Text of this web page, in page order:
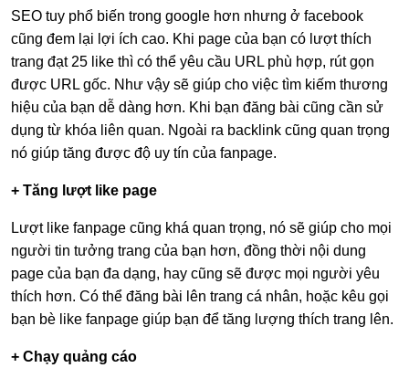
SEO tuy phổ biến trong google hơn nhưng ở facebook
cũng đem lại lợi ích cao. Khi page của bạn có lượt thích
trang đạt 25 like thì có thể yêu cầu URL phù hợp, rút gọn
được URL gốc. Như vậy sẽ giúp cho việc tìm kiếm thương
hiệu của bạn dễ dàng hơn. Khi bạn đăng bài cũng cần sử
dụng từ khóa liên quan. Ngoài ra backlink cũng quan trọng
nó giúp tăng được độ uy tín của fanpage.
+ Tăng lượt like page
Lượt like fanpage cũng khá quan trọng, nó sẽ giúp cho mọi
người tin tưởng trang của bạn hơn, đồng thời nội dung
page của bạn đa dạng, hay cũng sẽ được mọi người yêu
thích hơn. Có thể đăng bài lên trang cá nhân, hoặc kêu gọi
bạn bè like fanpage giúp bạn để tăng lượng thích trang lên.
+ Chạy quảng cáo